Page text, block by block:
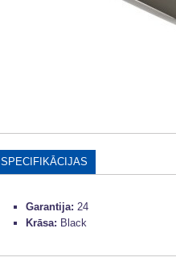
SPECIFIKĀCIJAS
Garantija: 24
Krāsa: Black